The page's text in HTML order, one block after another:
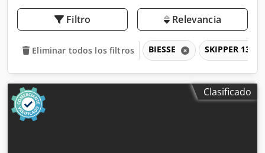
Filtro Relevancia
Eliminar todos los filtros BIESSE SKIPPER 130
Clasificado